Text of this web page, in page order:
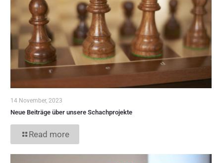
14 November, 2023
Neue Beiträge über unsere Schachprojekte
Read more